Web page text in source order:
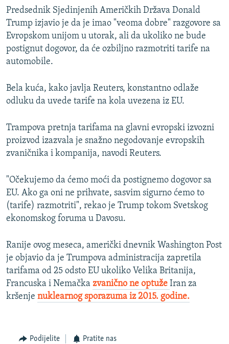
POST SCRIPTUM
MOJA EVROPA
TRI DECENIJE OD RATA U BIH
NASTANAK I RASPAD JUGOSLAVIJE
Predsednik Sjedinjenih Američkih Država Donald
Trump izjavio je da je imao "veoma dobre" razgovore sa
Evropskom unijom u utorak, ali da ukoliko ne bude
postignut dogovor, da će ozbiljno razmotriti tarife na
automobile.
Bela kuća, kako javlja Reuters, konstantno odlaže
odluku da uvede tarife na kola uvezena iz EU.
Trampova pretnja tarifama na glavni evropski izvozni
proizvod izazvala je snažno negodovanje evropskih
zvaničnika i kompanija, navodi Reuters.
"Očekujemo da ćemo moći da postignemo dogovor sa
EU. Ako ga oni ne prihvate, sasvim sigurno ćemo to
(tarife) razmotriti", rekao je Trump tokom Svetskog
ekonomskog foruma u Davosu.
Ranije ovog meseca, američki dnevnik Washington Post
je objavio da je Trumpova administracija zapretila
tarifama od 25 odsto EU ukoliko Velika Britanija,
Francuska i Nemačka zvanično ne optuže Iran za
kršenje nuklearnog sporazuma iz 2015. godine.
Podijelite Pratite nas